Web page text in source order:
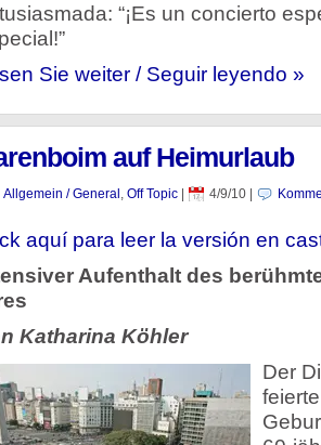
“¡Es un concierto
Sie weiter / Seguir leyendo »
auf Heimurlaub
Allgemein / General , Off Topic| 4/9/10|
aquí para leer la versión en
Aufenthalt des
Katharina Köhler
Der